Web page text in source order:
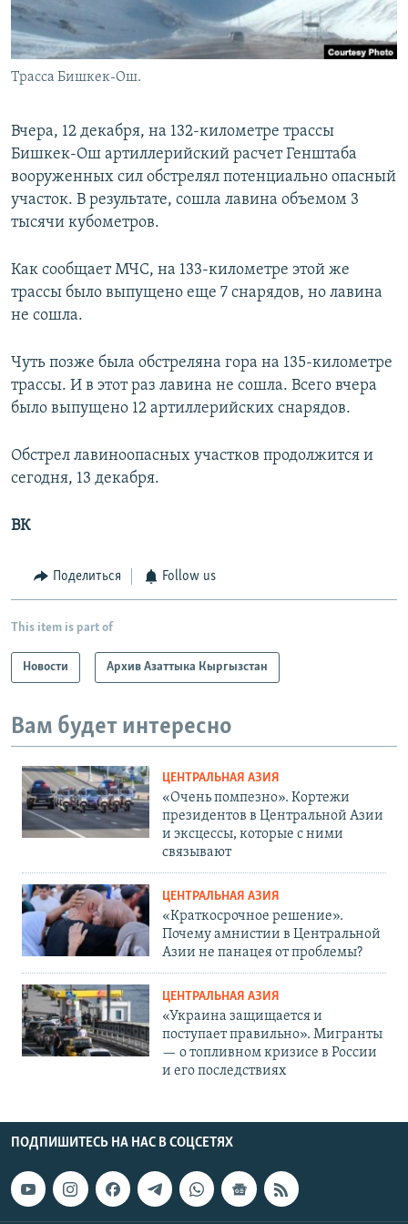
Трасса Бишкек-Ош.
Вчера, 12 декабря, на 132-километре трассы
Бишкек-Ош артиллерийский расчет Генштаба
вооруженных сил обстрелял потенциально опасный
участок. В результате, сошла лавина объемом 3
тысячи кубометров.
Как сообщает МЧС, на 133-километре этой же
трассы было выпущено еще 7 снарядов, но лавина
не сошла.
Чуть позже была обстреляна гора на 135-километре
трассы. И в этот раз лавина не сошла. Всего вчера
было выпущено 12 артиллерийских снарядов.
Обстрел лавиноопасных участков продолжится и
сегодня, 13 декабря.
ВК
Поделиться Follow us
This item is part of
Новости Архив Азаттыка Кыргызстан
Вам будет интересно
ЦЕНТРАЛЬНАЯ АЗИЯ
«Очень помпезно». Кортежи
президентов в Центральной Азии
и эксцессы, которые с ними
связывают
ЦЕНТРАЛЬНАЯ АЗИЯ
«Краткосрочное решение».
Почему амнистии в Центральной
Азии не панацея от проблемы?
ЦЕНТРАЛЬНАЯ АЗИЯ
«Украина защищается и
поступает правильно». Мигранты
— о топливном кризисе в России
и его последствиях
ПОДПИШИТЕСЬ НА НАС В СОЦСЕТЯХ